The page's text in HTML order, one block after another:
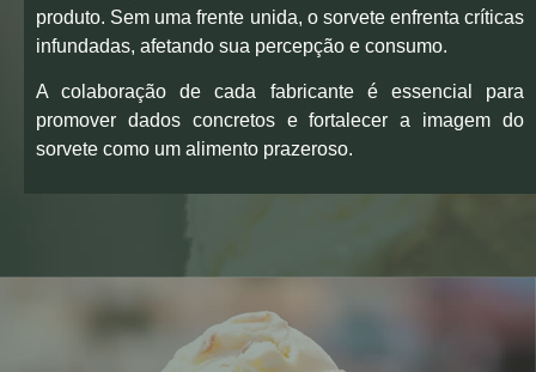
produto. Sem uma frente unida, o sorvete enfrenta críticas
infundadas, afetando sua percepção e consumo.
A colaboração de cada fabricante é essencial para
promover dados concretos e fortalecer a imagem do
sorvete como um alimento prazeroso.